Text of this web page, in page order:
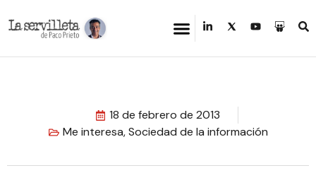
18 de febrero de 2013
Me interesa,Sociedad de la información